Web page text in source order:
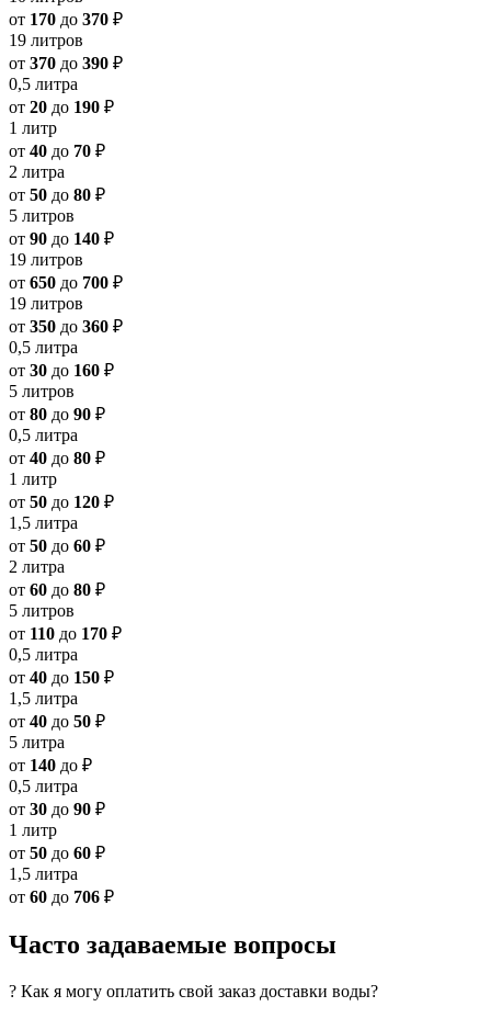
от 170 до 370 ₽
19 литров
от 370 до 390 ₽
0,5 литра
от 20 до 190 ₽
1 литр
от 40 до 70 ₽
2 литра
от 50 до 80 ₽
5 литров
от 90 до 140 ₽
19 литров
от 650 до 700 ₽
19 литров
от 350 до 360 ₽
0,5 литра
от 30 до 160 ₽
5 литров
от 80 до 90 ₽
0,5 литра
от 40 до 80 ₽
1 литр
от 50 до 120 ₽
1,5 литра
от 50 до 60 ₽
2 литра
от 60 до 80 ₽
5 литров
от 110 до 170 ₽
0,5 литра
от 40 до 150 ₽
1,5 литра
от 40 до 50 ₽
5 литра
от 140 до ₽
0,5 литра
от 30 до 90 ₽
1 литр
от 50 до 60 ₽
1,5 литра
от 60 до 706 ₽
Часто задаваемые вопросы
? Как я могу оплатить свой заказ доставки воды?